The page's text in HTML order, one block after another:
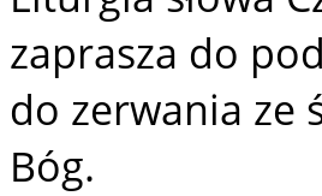
zaprasza do
do zerwania ze
Bóg.